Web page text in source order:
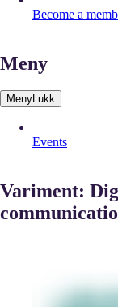
Become a
Meny
MenyLukk
Events
Variment: